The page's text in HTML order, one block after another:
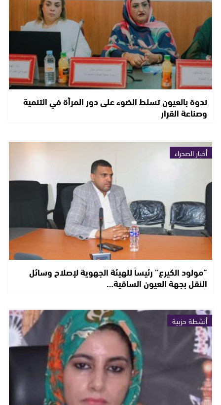
ندوة بالعيون تسلط الضوء على دور المرأة في التنمية
وصناعة القرار
أخبار الصحراء
“مولود الكيرع” رئيساً للهيئة الجهوية لإصلاح وسائل
النقل بجهة العيون الساقية…
أنشطة حزبية